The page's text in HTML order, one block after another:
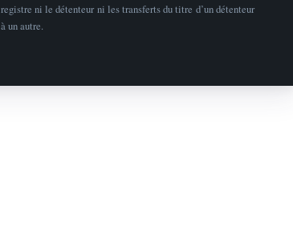
registre ni le détenteur ni les transferts du titre d’un détenteur
à un autre.